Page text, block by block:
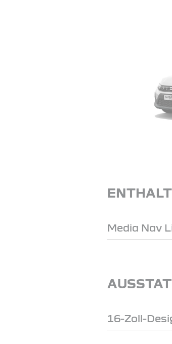
Media Nav
16-Zoll-